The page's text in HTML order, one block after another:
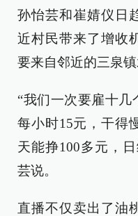
孙怡芸和崔婧仪日
近村民带来了增收
要来自邻近的三泉镇
“我们一次要雇十
每小时15元，干得
天能挣100多元，
芸说。
直播不仅卖出了油